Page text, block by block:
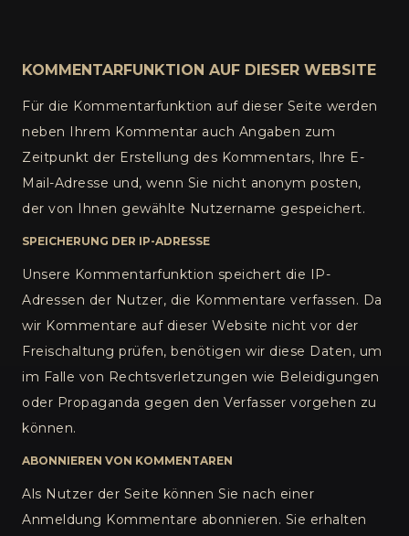
KOMMENTARFUNKTION AUF DIESER WEBSITE
Für die Kommentarfunktion auf dieser Seite werden
neben Ihrem Kommentar auch Angaben zum
Zeitpunkt der Erstellung des Kommentars, Ihre E-
Mail-Adresse und, wenn Sie nicht anonym posten,
der von Ihnen gewählte Nutzername gespeichert.
SPEICHERUNG DER IP-ADRESSE
Unsere Kommentarfunktion speichert die IP-
Adressen der Nutzer, die Kommentare verfassen. Da
wir Kommentare auf dieser Website nicht vor der
Freischaltung prüfen, benötigen wir diese Daten, um
im Falle von Rechtsverletzungen wie Beleidigungen
oder Propaganda gegen den Verfasser vorgehen zu
können.
ABONNIEREN VON KOMMENTAREN
Als Nutzer der Seite können Sie nach einer
Anmeldung Kommentare abonnieren. Sie erhalten